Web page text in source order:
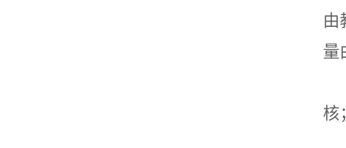
由
量
核